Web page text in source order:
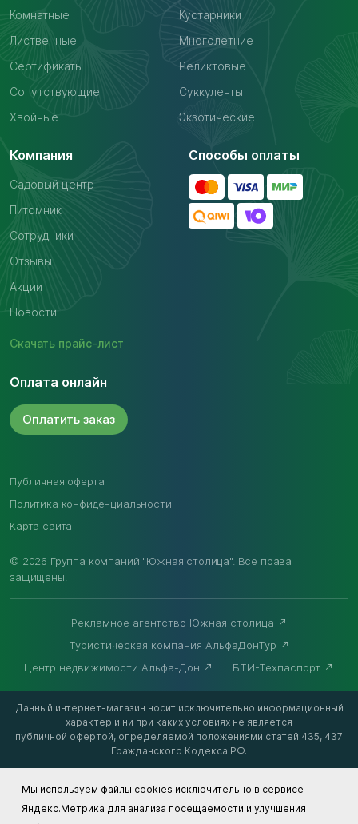
Комнатные
Кустарники
Лиственные
Многолетние
Сертификаты
Реликтовые
Сопутствующие
Суккуленты
Хвойные
Экзотические
Компания
Садовый центр
Питомник
Сотрудники
Отзывы
Акции
Новости
Скачать прайс-лист
Способы оплаты
Оплата онлайн
Оплатить заказ
© 2026 Группа компаний "Южная столица". Все права
защищены.
Публичная оферта
Политика конфиденциальности
Карта сайта
Рекламное агентство Южная столица
Туристическая компания АльфаДонТур
Центр недвижимости Альфа-Дон
БТИ-Техпаспорт
Данный интернет-магазин носит исключительно информационный
характер и ни при каких условиях не является
публичной офертой, определяемой положениями статей 435, 437
Гражданского Кодекса РФ.
Мы используем файлы cookies исключительно в сервисе
Яндекс.Метрика для анализа посещаемости и улучшения